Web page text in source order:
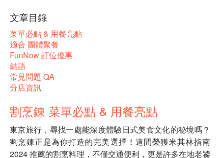
文章目錄
菜單必點 & 用餐亮點
適合 團體聚餐
FunNow 訂位優惠
結語
常見問題 QA
分店資訊
割烹錬 菜單必點 & 用餐亮點
東京旅行，尋找一處能深度體驗日式美食文化的秘境嗎？
割烹錬正是為你打造的完美選擇！這間榮獲米其林指南
2024 推薦的割烹料理，不僅交通便利，更是許多在地老饕